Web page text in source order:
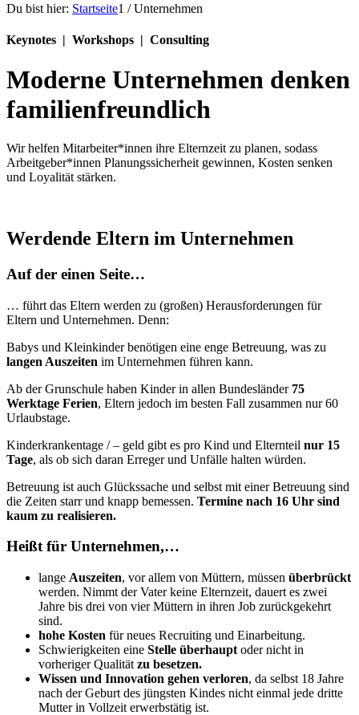
Du bist hier: Startseite1 / Unternehmen
Keynotes | Workshops | Consulting
Moderne Unternehmen denken
familienfreundlich
Wir helfen Mitarbeiter*innen ihre Elternzeit zu planen, sodass
Arbeitgeber*innen Planungssicherheit gewinnen, Kosten senken
und Loyalität stärken.
Werdende Eltern im Unternehmen
Auf der einen Seite…
… führt das Eltern werden zu (großen) Herausforderungen für
Eltern und Unternehmen. Denn:
Babys und Kleinkinder benötigen eine enge Betreuung, was zu
langen Auszeiten im Unternehmen führen kann.
Ab der Grunschule haben Kinder in allen Bundesländer 75
Werktage Ferien, Eltern jedoch im besten Fall zusammen nur 60
Urlaubstage.
Kinderkrankentage / – geld gibt es pro Kind und Elternteil nur 15
Tage, als ob sich daran Erreger und Unfälle halten würden.
Betreuung ist auch Glückssache und selbst mit einer Betreuung sind
die Zeiten starr und knapp bemessen. Termine nach 16 Uhr sind
kaum zu realisieren.
Heißt für Unternehmen,…
lange Auszeiten, vor allem von Müttern, müssen überbrückt
werden. Nimmt der Vater keine Elternzeit, dauert es zwei
Jahre bis drei von vier Müttern in ihren Job zurückgekehrt
sind.
hohe Kosten für neues Recruiting und Einarbeitung.
Schwierigkeiten eine Stelle überhaupt oder nicht in
vorheriger Qualität zu besetzen.
Wissen und Innovation gehen verloren, da selbst 18 Jahre
nach der Geburt des jüngsten Kindes nicht einmal jede dritte
Mutter in Vollzeit erwerbstätig ist.